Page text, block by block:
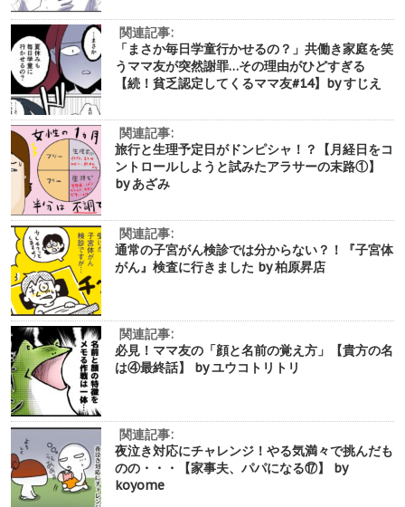
関連記事:
「まさか毎日学童行かせるの？」共働き家庭を笑
うママ友が突然謝罪…その理由がひどすぎる
【続！貧乏認定してくるママ友#14】by すじえ
関連記事:
旅行と生理予定日がドンピシャ！？【月経日をコ
ントロールしようと試みたアラサーの末路①】
by あざみ
関連記事:
通常の子宮がん検診では分からない？！『子宮体
がん』検査に行きました by 柏原昇店
関連記事:
必見！ママ友の「顔と名前の覚え方」【貴方の名
は④最終話】 by ユウコトリトリ
関連記事:
夜泣き対応にチャレンジ！やる気満々で挑んだも
のの・・・【家事夫、パパになる⑰】 by
koyome